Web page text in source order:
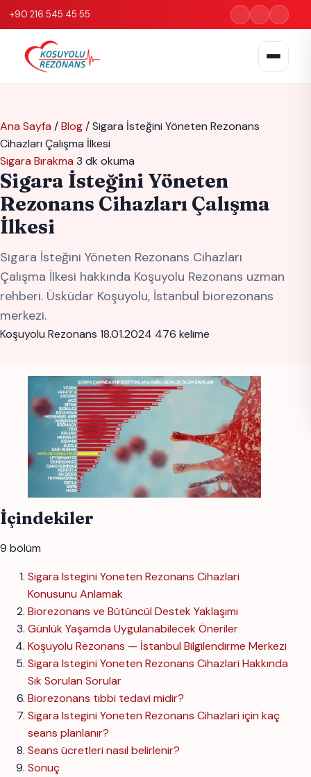
+90 216 545 45 55
Ana Sayfa /Blog/Sigara İsteğini Yöneten Rezonans
Cihazları Çalışma İlkesi
Sigara Bırakma 3 dk okuma
Sigara İsteğini Yöneten
Rezonans Cihazları Çalışma
İlkesi
Sigara İsteğini Yöneten Rezonans Cihazları
Çalışma İlkesi hakkında Koşuyolu Rezonans uzman
rehberi. Üsküdar Koşuyolu, İstanbul biorezonans
merkezi.
Koşuyolu Rezonans 18.01.2024 476 kelime
İçindekiler
9 bölüm
Sigara Istegini Yoneten Rezonans Cihazlari
Konusunu Anlamak
Biorezonans ve Bütüncül Destek Yaklaşımı
Günlük Yaşamda Uygulanabilecek Öneriler
Koşuyolu Rezonans — İstanbul Bilgilendirme Merkezi
Sigara Istegini Yoneten Rezonans Cihazlari Hakkında
Sık Sorulan Sorular
Biorezonans tıbbi tedavi midir?
Sigara Istegini Yoneten Rezonans Cihazlari için kaç
seans planlanır?
Seans ücretleri nasıl belirlenir?
Sonuç